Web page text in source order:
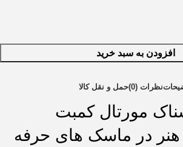
افزودن به سبد خرید
نظرات (0) حمل و نقل کالا
مورتال کمبت
هنر در ماسک های حرفه